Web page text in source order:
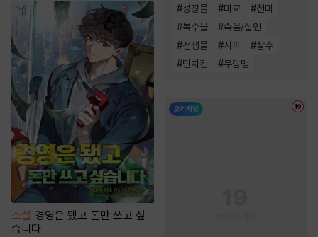
소설 경영은 됐고 돈만 쓰고 싶
습니다
#성장물 #마교 #천마
#복수물 #죽음/살인
#전쟁물 #사파 #살수
#먼치킨 #무림맹